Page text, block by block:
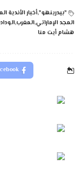
"بيدرينهو"أخبار الأندية
المجد الإماراتيالمغربالوداد
هشام أيت منا
Facebook